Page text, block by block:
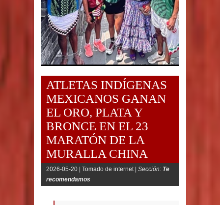
ATLETAS INDÍGENAS
MEXICANOS GANAN
EL ORO, PLATA Y
BRONCE EN EL 23
MARATÓN DE LA
MURALLA CHINA
2026-05-20 | Tomado de internet | Sección: Te
recomendamos